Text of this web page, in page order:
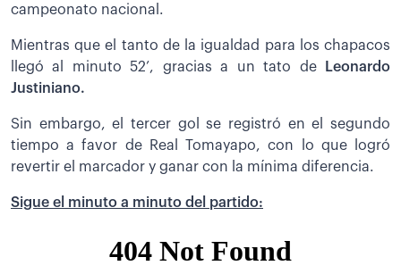
campeonato nacional.
Mientras que el tanto de la igualdad para los chapacos
llegó al minuto 52’, gracias a un tato de
Leonardo
Justiniano.
Sin embargo, el tercer gol se registró en el segundo
tiempo a favor de Real Tomayapo, con lo que logró
revertir el marcador y ganar con la mínima diferencia.
Sigue el minuto a minuto del partido: